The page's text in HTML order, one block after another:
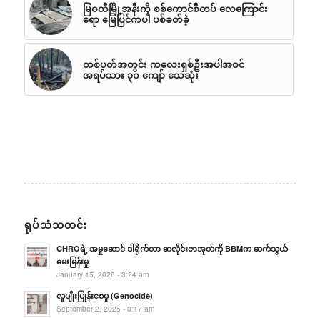
မြဝတီမြို့အနီးကို စစ်ကောင်စီတပ် လေကြောင်း
ရော မြေပြင်ကပါ ပစ်ခတ်ခဲ့
တစ်ပတ်အတွင်း ကလေးရှစ်ဦးအပါအဝင်
အရပ်သား ၃ဝ ကျော် သေဆုံး
ရုပ်သံသတင်း
CHROရဲ့ အမှုဆောင် ဒါရိုက်တာ ဆလိုင်းဇာအုတ်ကို BBMက ဆက်သွယ်
မေးမြန်းမှု
January 15, 2026 - 3:24 am
လူမျိုးပြုန်းစေမှု (Genocide)
September 2, 2025 - 3:17 am